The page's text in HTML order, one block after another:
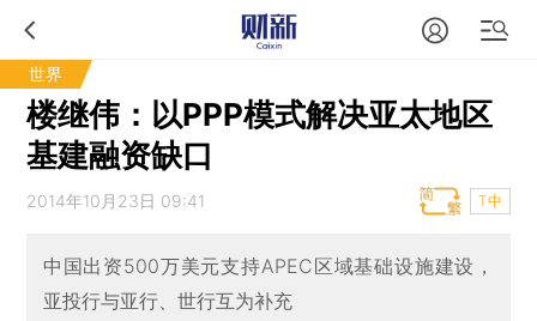
世界
楼继伟：以PPP模式解决亚太地区
基建融资缺口
2014年10月23日 09:41 T中
中国出资500万美元支持APEC区域基础设施建设，
亚投行与亚行、世行互为补充